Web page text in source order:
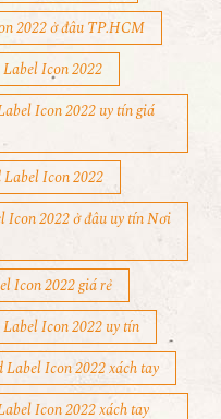
2022 ở đâu TP.HCM
Label Icon 2022
Icon 2022 uy tín giá
Label Icon 2022
Icon 2022 ở đâu uy tín Nơi
Icon 2022 giá rẻ
Icon 2022 uy tín
Label Icon 2022 xách tay
Icon 2022 xách tay